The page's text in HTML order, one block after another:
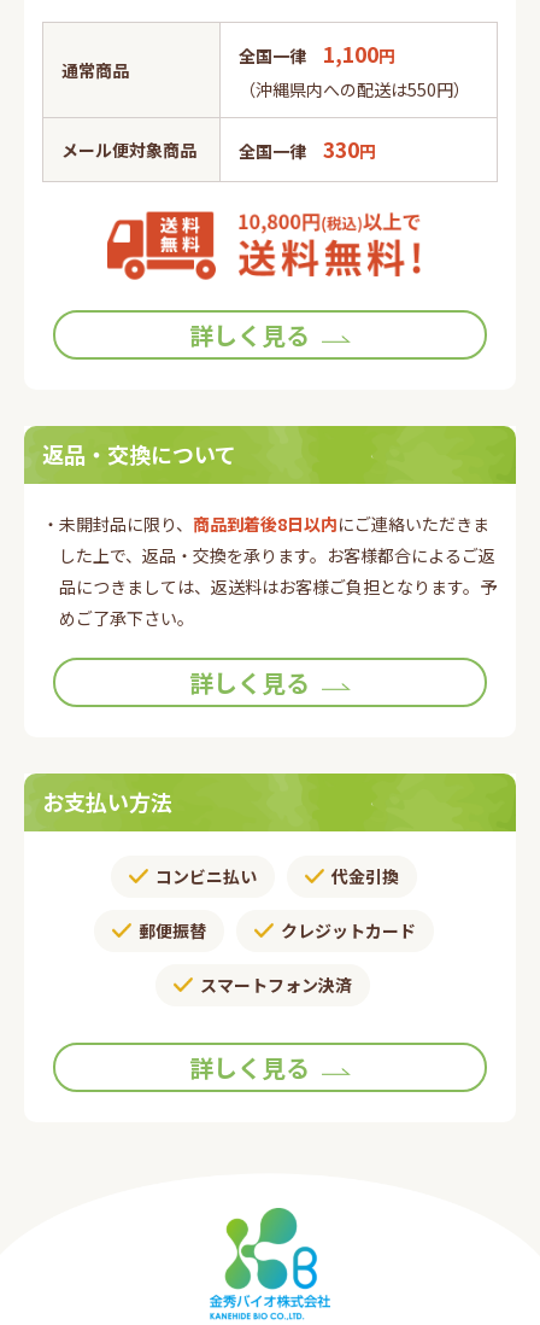
通常商品
全国一律 1,100円
（沖縄県内への配送は550円）
メール便対象商品 全国一律 330円
詳しく見る
返品・交換について
・未開封品に限り、 商品到着後8日以内にご連絡いただきま
した上で、返品・交換を承ります。お客様都合によるご返
品につきましては、返送料はお客様ご負担となります。予
めご了承下さい。
詳しく見る
お支払い方法
コンビニ払い 代金引換
郵便振替​ クレジットカード
スマートフォン決済
詳しく見る